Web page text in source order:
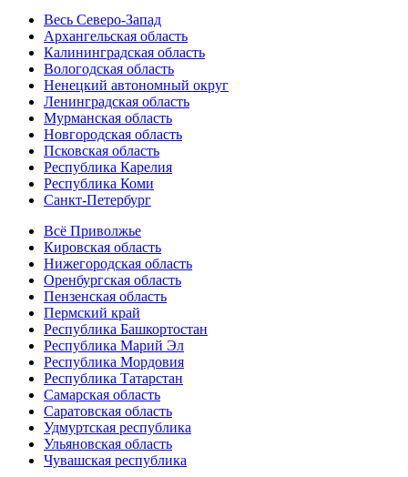
Весь Северо-Запад
Архангельская область
Калининградская область
Вологодская область
Ненецкий автономный округ
Ленинградская область
Мурманская область
Новгородская область
Псковская область
Республика Карелия
Республика Коми
Санкт-Петербург
Всё Приволжье
Кировская область
Нижегородская область
Оренбургская область
Пензенская область
Пермский край
Республика Башкортостан
Республика Марий Эл
Республика Мордовия
Республика Татарстан
Самарская область
Саратовская область
Удмуртская республика
Ульяновская область
Чувашская республика